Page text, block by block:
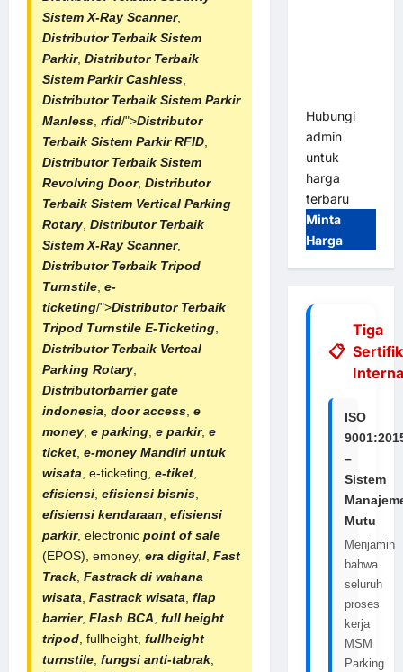
Sistem X-Ray Scanner,
Distributor Terbaik Sistem
Parkir, Distributor Terbaik
Sistem Parkir Cashless,
Distributor Terbaik Sistem Parkir
Manless, rfid/">Distributor
Terbaik Sistem Parkir RFID,
Distributor Terbaik Sistem
Revolving Door, Distributor
Terbaik Sistem Vertical Parking
Rotary, Distributor Terbaik
Sistem X-Ray Scanner,
Distributor Terbaik Tripod
Turnstile, e-
ticketing/">Distributor Terbaik
Tripod Turnstile E-Ticketing,
Distributor Terbaik Vertcal
Parking Rotary,
Distributorbarrier gate
indonesia, door access, e
money, e parking, e parkir, e
ticket, e-money Mandiri untuk
wisata, e-ticketing, e-tiket,
efisiensi, efisiensi bisnis,
efisiensi kendaraan, efisiensi
parkir, electronic point of sale
(EPOS), emoney, era digital, Fast
Track, Fastrack di wahana
wisata, Fastrack wisata, flap
barrier, Flash BCA, full height
tripod, fullheight, fullheight
turnstile, fungsi anti-tabrak,
Hubungi
admin
untuk
harga
terbaru
Minta
Harga
Tiga
ISO
–
Sistem
Mutu
Menjamin
bahwa
seluruh
proses
kerja
MSM
Parking